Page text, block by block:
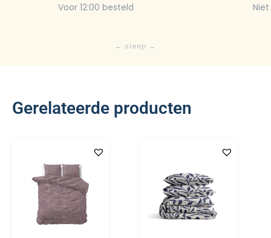
Voor 12:00 besteld
Gerelateerde producten